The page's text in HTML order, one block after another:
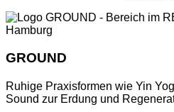
GROUND
Ruhige Praxisformen wie Yin
Sound zur Erdung und